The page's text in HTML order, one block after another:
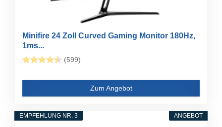
Minifire 24 Zoll Curved Gaming Monitor 180Hz,
1ms...
(599)
Zum Angebot
ANGEBOT
EMPFEHLUNG NR. 3